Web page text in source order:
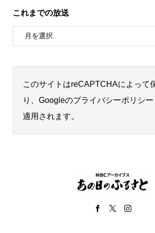
これまでの放送
このサイトはreCAPTCHAによって
り、Googleのプライバシーポリシー
適用されます。